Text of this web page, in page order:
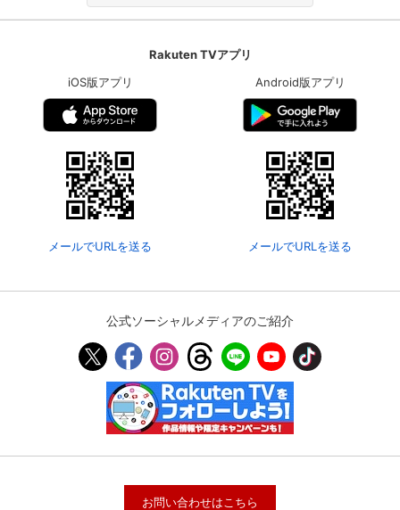
Rakuten TVアプリ
iOS版アプリ
メールでURLを送る
Android版アプリ
メールでURLを送る
公式ソーシャルメディアのご紹介
お問い合わせはこちら